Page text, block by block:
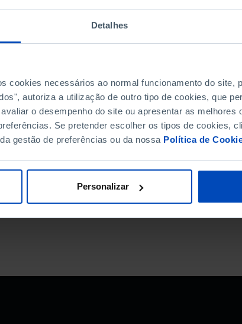
Detalhes
cookies necessários ao normal funcionamento do site,
autoriza a utilização de outro tipo de cookies, que
o desempenho do site ou apresentar as melhores
Se pretender escolher os tipos de cookies,
gestão de preferências ou da nossa Política de
Personalizar
DATA DE FIM